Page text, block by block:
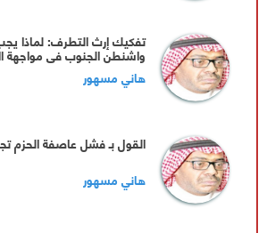
تفكيك إرث التطرف: لماذا
واشنطن الجنوب في مواجهة
\"
هاني مسهور
‏القول بـ فشل عاصفة الحزم
هاني مسهور